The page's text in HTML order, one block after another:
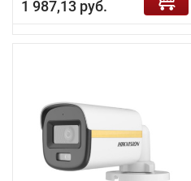
1 987,13 руб.